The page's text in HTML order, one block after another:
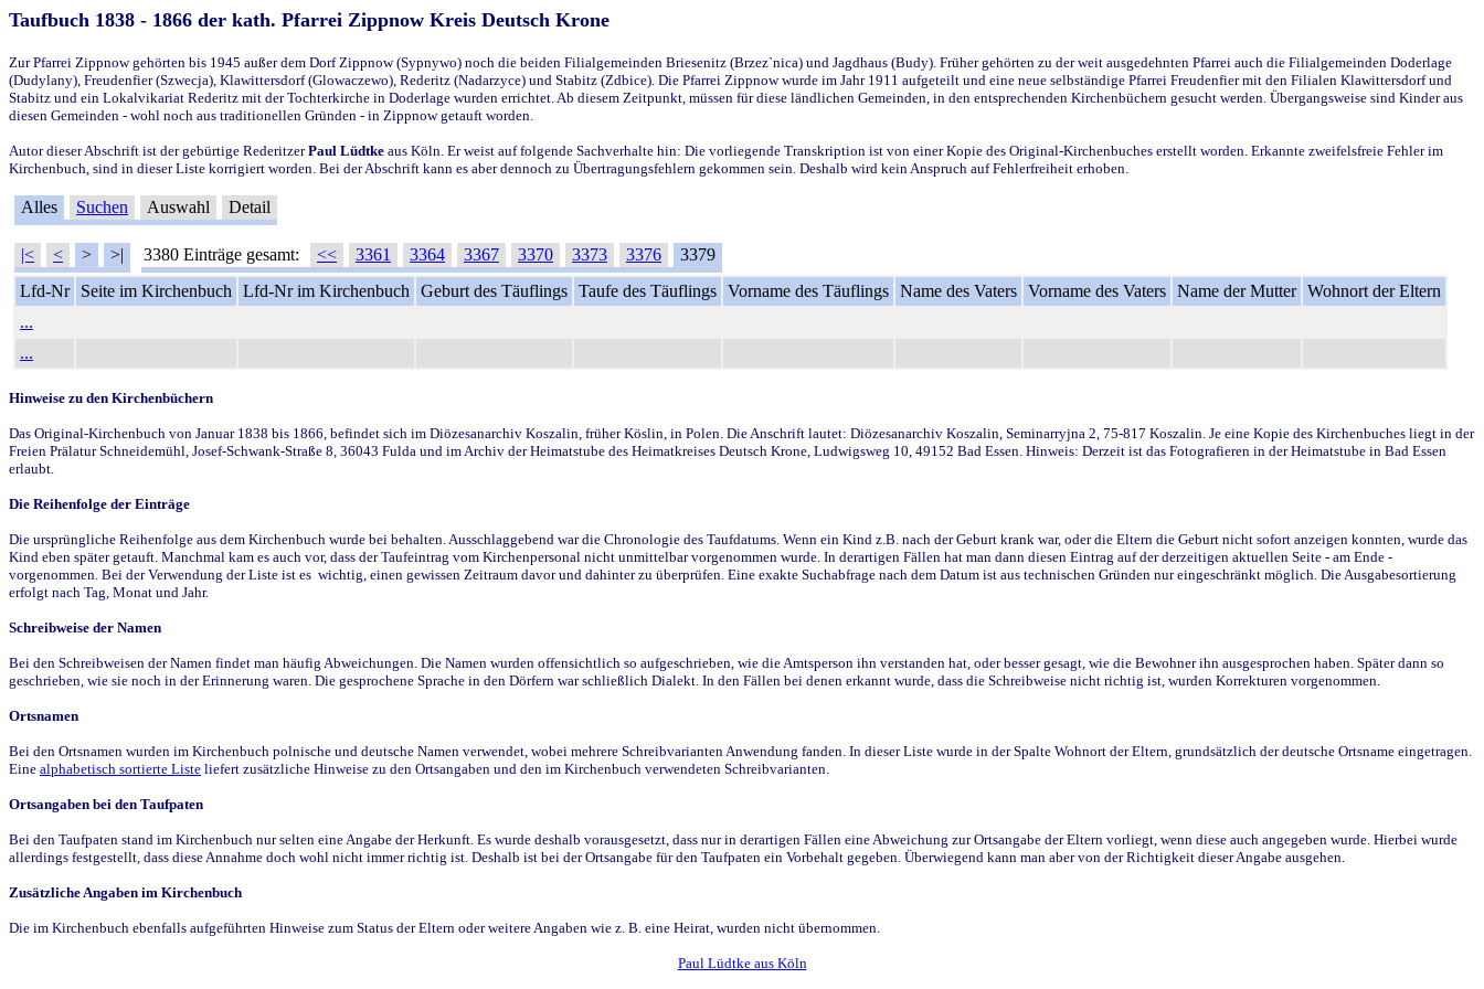
Taufbuch 1838 - 1866 der kath. Pfarrei Zippnow Kreis Deutsch Krone
Zur Pfarrei Zippnow gehörten bis 1945 außer dem Dorf Zippnow (Sypnywo) noch die beiden Filialgemeinden Briesenitz (Brzez`nica) und Jagdhaus (Budy). Früher gehörten zu der weit ausgedehnten Pfarrei auch die Filialgemeinden Doderlage
(Dudylany), Freudenfier (Szwecja), Klawittersdorf (Glowaczewo), Rederitz (Nadarzyce) und Stabitz (Zdbice). Die Pfarrei Zippnow wurde im Jahr 1911 aufgeteilt und eine neue selbständige Pfarrei Freudenfier mit den Filialen Klawittersdorf und
Stabitz und ein Lokalvikariat Rederitz mit der Tochterkirche in Doderlage wurden errichtet. Ab diesem Zeitpunkt, müssen für diese ländlichen Gemeinden, in den entsprechenden Kirchenbüchern gesucht werden. Übergangsweise sind Kinder aus
diesen Gemeinden - wohl noch aus traditionellen Gründen - in Zippnow getauft worden.
Autor dieser Abschrift ist der gebürtige RederitzerPaul Lüdtke aus Köln. Er weist auf folgende Sachverhalte hin: Die vorliegende Transkription ist von einer Kopie des Original-Kirchenbuches erstellt worden. Erkannte zweifelsfreie Fehler im
Kirchenbuch, sind in dieser Liste korrigiert worden. Bei der Abschrift kann es aber dennoch zu Übertragungsfehlern gekommen sein. Deshalb wird kein Anspruch auf Fehlerfreiheit erhoben.
Alles Suchen Auswahl Detail
|< < > >| 3380 Einträge gesamt: << 3361 3364 3367 3370 3373 3376
3379
Lfd-Nr
Seite im Kirchenbuch Lfd-Nr im Kirchenbuch Geburt des Täuflings Taufe des Täuflings Vorname des Täuflings Name des Vaters Vorname des Vaters Name der Mutter Wohnort der Eltern
...
...
Hinweise zu den Kirchenbüchern
Das Original-Kirchenbuch von Januar 1838 bis 1866, befindet sich im Diözesanarchiv Koszalin, früher Köslin, in Polen. Die Anschrift lautet: Diözesanarchiv Koszalin, Seminarryjna 2, 75-817 Koszalin. Je eine Kopie des Kirchenbuches liegt in der
Freien Prälatur Schneidemühl, Josef-Schwank-Straße 8, 36043 Fulda und im Archiv der Heimatstube des Heimatkreises Deutsch Krone, Ludwigsweg 10, 49152 Bad Essen. Hinweis: Derzeit ist das Fotografieren in der Heimatstube in Bad Essen
erlaubt.
Die Reihenfolge der Einträge
Die ursprüngliche Reihenfolge aus dem Kirchenbuch wurde bei behalten. Ausschlaggebend war die Chronologie des Taufdatums. Wenn ein Kind z.B. nach der Geburt krank war, oder die Eltern die Geburt nicht sofort anzeigen konnten, wurde das
Kind eben später getauft. Manchmal kam es auch vor, dass der Taufeintrag vom Kirchenpersonal nicht unmittelbar vorgenommen wurde. In derartigen Fällen hat man dann diesen Eintrag auf der derzeitigen aktuellen Seite - am Ende -
vorgenommen. Bei der Verwendung der Liste ist es wichtig, einen gewissen Zeitraum davor und dahinter zu überprüfen. Eine exakte Suchabfrage nach dem Datum ist aus technischen Gründen nur eingeschränkt möglich. Die Ausgabesortierung
erfolgt nach Tag, Monat und Jahr.
Schreibweise der Namen
Bei den Schreibweisen der Namen findet man häufig Abweichungen. Die Namen wurden offensichtlich so aufgeschrieben, wie die Amtsperson ihn verstanden hat, oder besser gesagt, wie die Bewohner ihn ausgesprochen haben. Später dann so
geschrieben, wie sie noch in der Erinnerung waren. Die gesprochene Sprache in den Dörfern war schließlich Dialekt. In den Fällen bei denen erkannt wurde, dass die Schreibweise nicht richtig ist, wurden Korrekturen vorgenommen.
Ortsnamen
Bei den Ortsnamen wurden im Kirchenbuch polnische und deutsche Namen verwendet, wobei mehrere Schreibvarianten Anwendung fanden. In dieser Liste wurde in der Spalte Wohnort der Eltern, grundsätzlich der deutsche Ortsname eingetragen.
Eine alphabetisch sortierte Liste liefert zusätzliche Hinweise zu den Ortsangaben und den im Kirchenbuch verwendeten Schreibvarianten.
Ortsangaben bei den Taufpaten
Bei den Taufpaten stand im Kirchenbuch nur selten eine Angabe der Herkunft. Es wurde deshalb vorausgesetzt, dass nur in derartigen Fällen eine Abweichung zur Ortsangabe der Eltern vorliegt, wenn diese auch angegeben wurde. Hierbei wurde
allerdings festgestellt, dass diese Annahme doch wohl nicht immer richtig ist. Deshalb ist bei der Ortsangabe für den Taufpaten ein Vorbehalt gegeben. Überwiegend kann man aber von der Richtigkeit dieser Angabe ausgehen.
Zusätzliche Angaben im Kirchenbuch
Die im Kirchenbuch ebenfalls aufgeführten Hinweise zum Status der Eltern oder weitere Angaben wie z. B. eine Heirat, wurden nicht übernommen.
Paul Lüdtke aus Köln